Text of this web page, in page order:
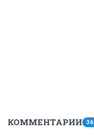
КОММЕНТАРИИ 36